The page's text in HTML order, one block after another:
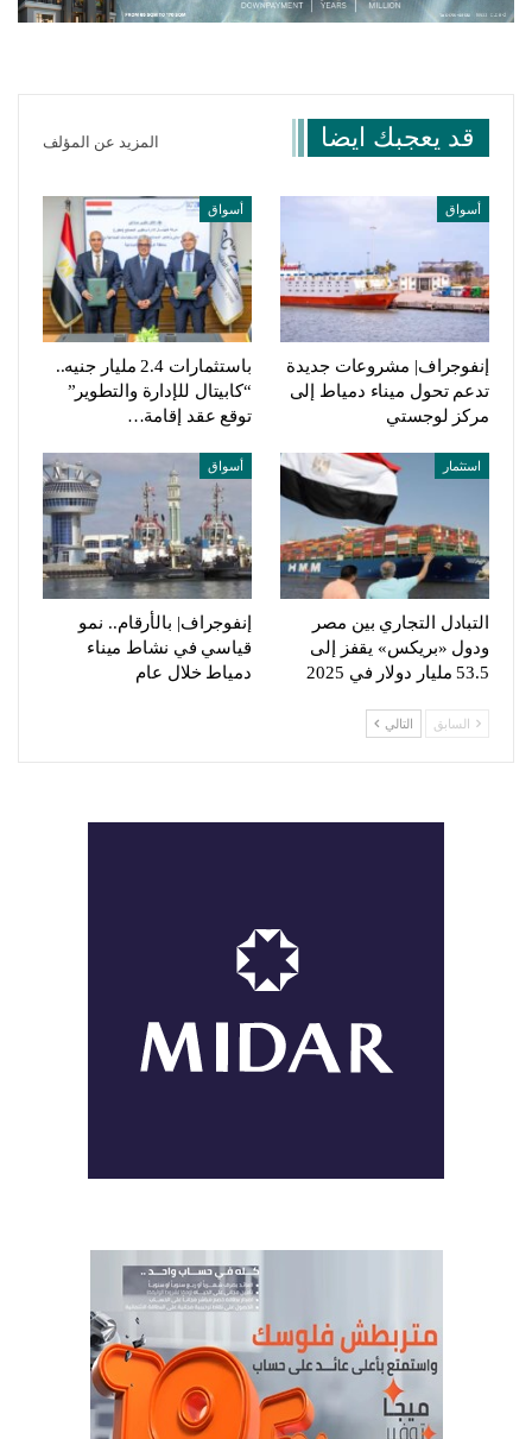
قد يعجبك ايضا المزيد عن المؤلف
أسواق
إنفوجراف| مشروعات جديدة
تدعم تحول ميناء دمياط إلى
مركز لوجستي
أسواق
باستثمارات 2.4 مليار جنيه..
“كابيتال للإدارة والتطوير”
توقع عقد إقامة…
استثمار
التبادل التجاري بين مصر
ودول «بريكس» يقفز إلى
53.5 مليار دولار في 2025
أسواق
إنفوجراف| بالأرقام.. نمو
قياسي في نشاط ميناء
دمياط خلال عام
السابق التالي